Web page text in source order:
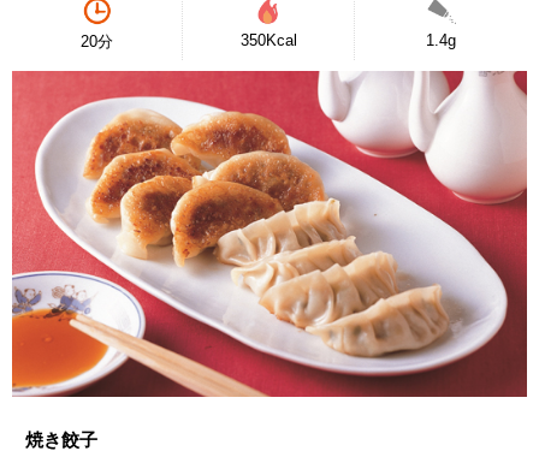
20分 350Kcal 1.4g
焼き餃子